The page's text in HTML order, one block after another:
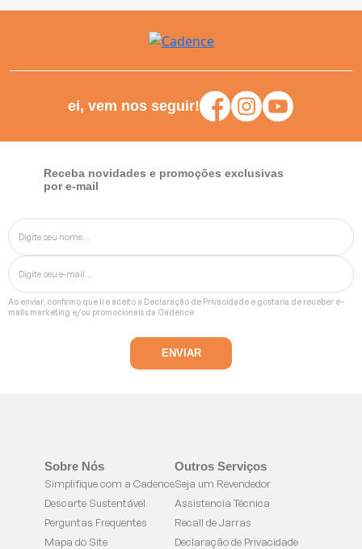
ei, vem nos seguir!
Receba novidades e promoções exclusivas
por e-mail
Ao enviar, confirmo que li e aceito a Declaração de Privacidade e gostaria de receber e-
mails marketing e/ou promocionais da Cadence
Sobre Nós
Simplifique com a Cadence
Descarte Sustentável
Perguntas Frequentes
Mapa do Site
Outros Serviços
Seja um Revendedor
Assistencia Técnica
Recall de Jarras
Declaração de Privacidade